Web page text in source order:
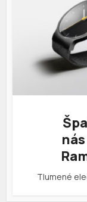
Tlumené